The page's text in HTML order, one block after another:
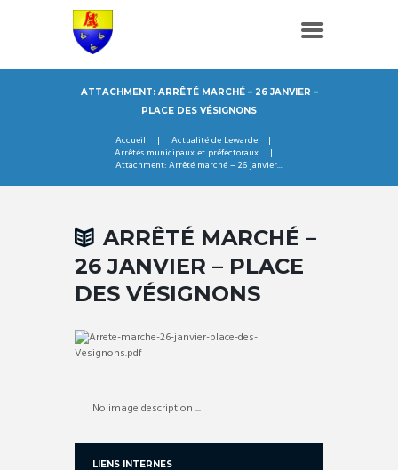
ATTACHMENT: ARRÊTÉ MARCHÉ – 26 JANVIER –
PLACE DES VÉSIGNONS
Accueil
Actualité de Lewarde
Arrêtés municipaux et préfectoraux
Attachment: Arrêté marché – 26 janvier...
ARRÊTÉ MARCHÉ –
26 JANVIER – PLACE
DES VÉSIGNONS
No image description ...
LIENS INTERNES